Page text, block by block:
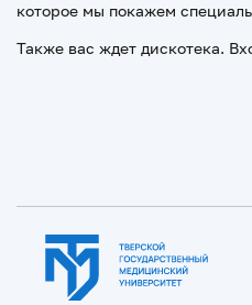
которое мы покажем
Также вас ждет дискотека.